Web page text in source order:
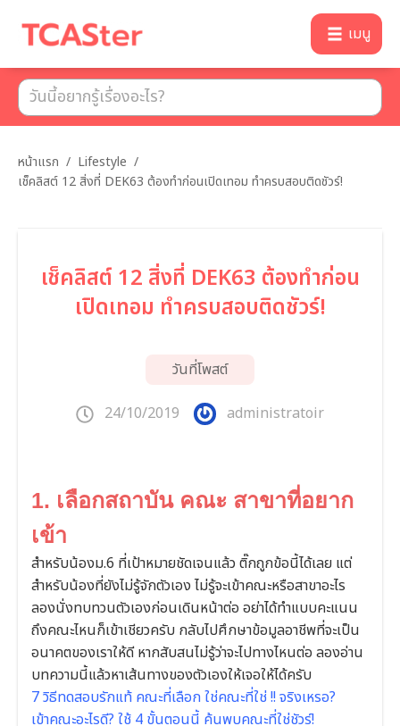
เมนู
หน้าแรก / Lifestyle /
เช็คลิสต์ 12 สิ่งที่ DEK63 ต้องทำก่อนเปิดเทอม ทำครบสอบติดชัวร์!
เช็คลิสต์ 12 สิ่งที่ DEK63 ต้องทำก่อน
เปิดเทอม ทำครบสอบติดชัวร์!
วันที่โพสต์
24/10/2019 administratoir
1. เลือกสถาบัน คณะ สาขาที่อยาก
เข้า
สำหรับน้องม.6 ที่เป้าหมายชัดเจนแล้ว ติ๊กถูกข้อนี้ได้เลย แต่
สำหรับน้องที่ยังไม่รู้จักตัวเอง ไม่รู้จะเข้าคณะหรือสาขาอะไร
ลองนั่งทบทวนตัวเองก่อนเดินหน้าต่อ อย่าได้ทำแบบคะแนน
ถึงคณะไหนก็เข้าเชียวครับ กลับไปศึกษาข้อมูลอาชีพที่จะเป็น
อนาคตของเราให้ดี หากสับสนไม่รู้ว่าจะไปทางไหนต่อ ลองอ่าน
บทความนี้แล้วหาเส้นทางของตัวเองให้เจอให้ได้ครับ
7 วิธีทดสอบรักแท้ คณะที่เลือก ใช่คณะที่ใช่ !! จริงเหรอ?
เข้าคณะอะไรดี? ใช้ 4 ขั้นตอนนี้ ค้นพบคณะที่ใช่ชัวร์!